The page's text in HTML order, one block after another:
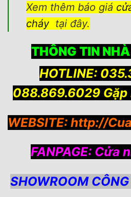
Xem thêm báo giá
cháytại đây.
THÔNG TIN
HOTLINE:
088.869.6029 Gặp
WEBSITE: http://
FANPAGE: Cửa
SHOWROOM